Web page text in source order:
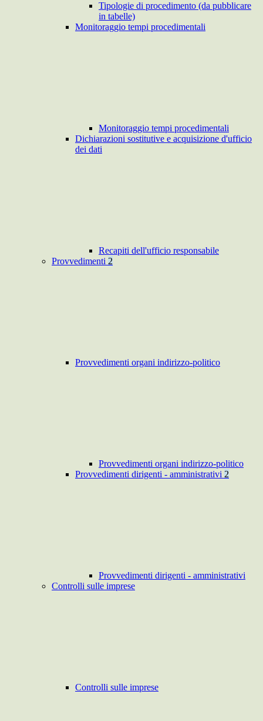
Tipologie di procedimento (da pubblicare
in tabelle)
Monitoraggio tempi procedimentali
Monitoraggio tempi procedimentali
Dichiarazioni sostitutive e acquisizione d'ufficio
dei dati
Recapiti dell'ufficio responsabile
Provvedimenti 2
Provvedimenti organi indirizzo-politico
Provvedimenti organi indirizzo-politico
Provvedimenti dirigenti - amministrativi 2
Provvedimenti dirigenti - amministrativi
Controlli sulle imprese
Controlli sulle imprese